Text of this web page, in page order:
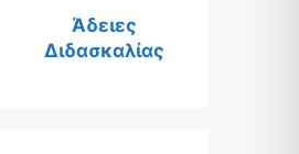
Άδειες
Διδασκαλίας